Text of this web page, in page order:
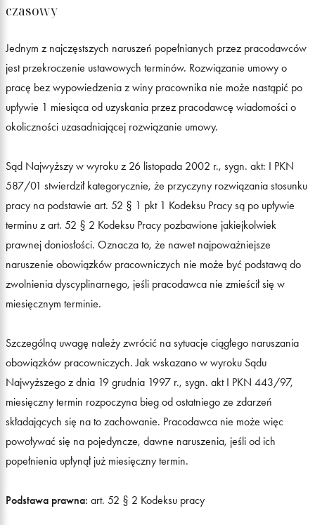
czasowy
Jednym z najczęstszych naruszeń popełnianych przez pracodawców
jest przekroczenie ustawowych terminów. Rozwiązanie umowy o
pracę bez wypowiedzenia z winy pracownika nie może nastąpić po
upływie 1 miesiąca od uzyskania przez pracodawcę wiadomości o
okoliczności uzasadniającej rozwiązanie umowy.
Sąd Najwyższy w wyroku z 26 listopada 2002 r., sygn. akt: I PKN
587/01 stwierdził kategorycznie, że przyczyny rozwiązania stosunku
pracy na podstawie art. 52 § 1 pkt 1 Kodeksu Pracy są po upływie
terminu z art. 52 § 2 Kodeksu Pracy pozbawione jakiejkolwiek
prawnej doniosłości. Oznacza to, że nawet najpoważniejsze
naruszenie obowiązków pracowniczych nie może być podstawą do
zwolnienia dyscyplinarnego, jeśli pracodawca nie zmieścił się w
miesięcznym terminie.
Szczególną uwagę należy zwrócić na sytuacje ciągłego naruszania
obowiązków pracowniczych. Jak wskazano w wyroku Sądu
Najwyższego z dnia 19 grudnia 1997 r., sygn. akt I PKN 443/97,
miesięczny termin rozpoczyna bieg od ostatniego ze zdarzeń
składających się na to zachowanie. Pracodawca nie może więc
powoływać się na pojedyncze, dawne naruszenia, jeśli od ich
popełnienia upłynął już miesięczny termin.
Podstawa prawna: art. 52 § 2 Kodeksu pracy